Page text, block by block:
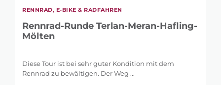
RENNRAD, E-BIKE & RADFAHREN
Rennrad-Runde Terlan-Meran-Hafling-
Mölten
Diese Tour ist bei sehr guter Kondition mit dem
Rennrad zu bewältigen. Der Weg ...